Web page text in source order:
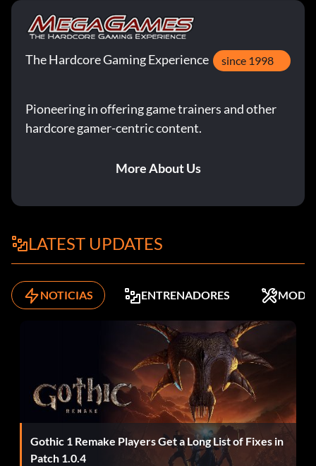
The Hardcore Gaming Experience since 1998
Pioneering in offering game trainers and other
hardcore gamer-centric content.
More About Us
LATEST UPDATES
NOTICIAS ENTRENADORES MODS
Gothic 1 Remake Players Get a Long List of Fixes in
Patch 1.0.4